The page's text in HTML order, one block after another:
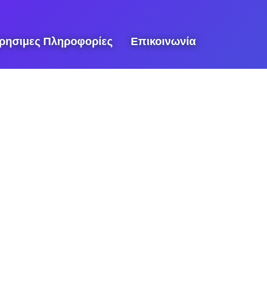
Πληροφορίες Επικοινωνία